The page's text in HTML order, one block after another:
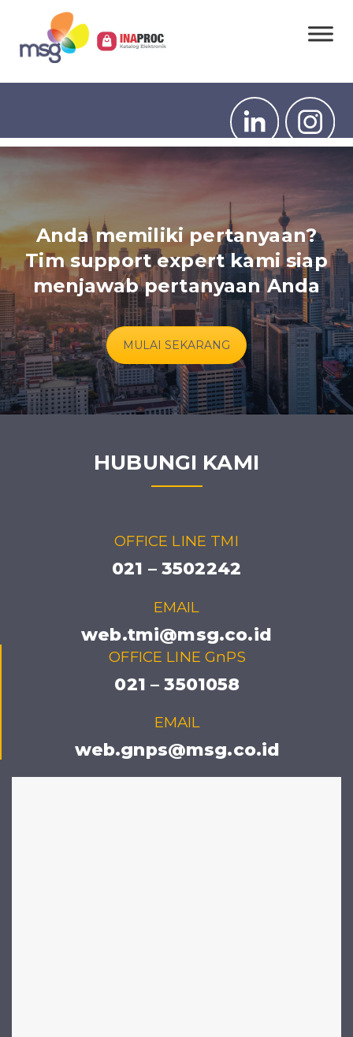
Anda memiliki pertanyaan?
Tim support expert kami siap
menjawab pertanyaan Anda
MULAI SEKARANG
HUBUNGI KAMI
OFFICE LINE TMI
021 – 3502242
EMAIL
web.tmi@msg.co.id
OFFICE LINE GnPS
021 – 3501058
EMAIL
web.gnps@msg.co.id